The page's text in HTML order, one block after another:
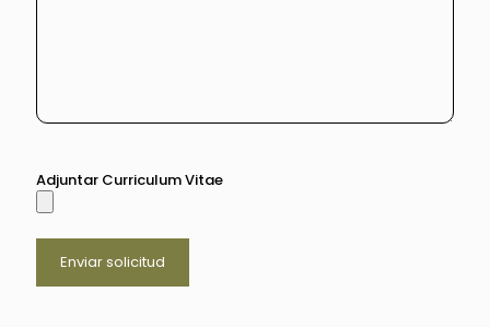
Adjuntar Curriculum Vitae